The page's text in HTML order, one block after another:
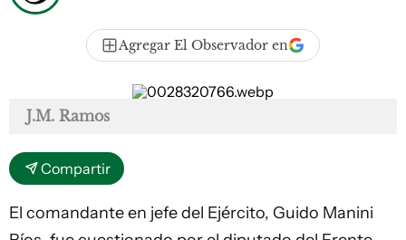
Agregar El Observador en
J.M. Ramos
Compartir
El comandante en jefe del Ejército, Guido Manini